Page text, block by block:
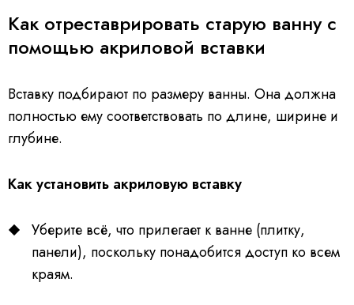
Как отреставрировать старую ванну с
помощью акриловой вставки
Вставку подбирают по размеру ванны. Она должна
полностью ему соответствовать по длине, ширине и
глубине.
Как установить акриловую вставку
Уберите всё, что прилегает к ванне (плитку,
панели), поскольку понадобится доступ ко всем
краям.